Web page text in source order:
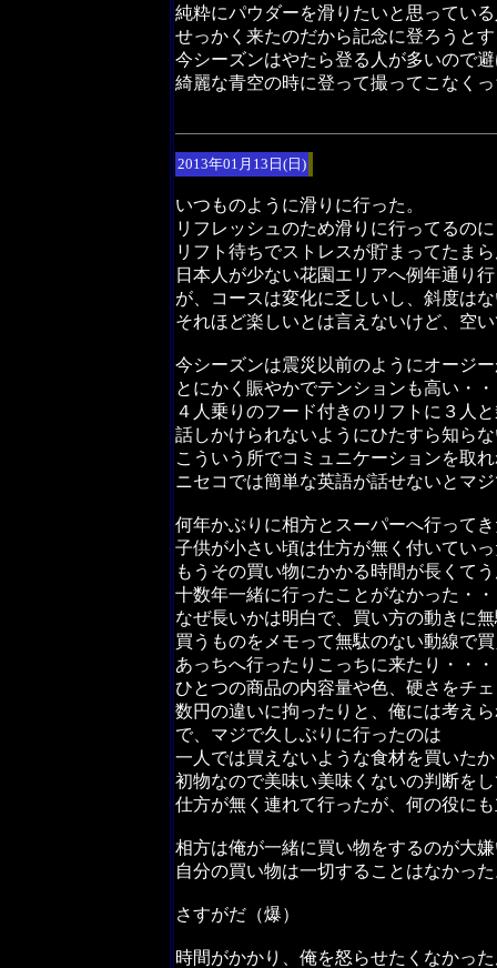
純粋にパウダーを滑りたいと思ってい
せっかく来たのだから記念に登ろうと
今シーズンはやたら登る人が多いので
綺麗な青空の時に登って撮ってこなく
2013年01月13日(日)
いつものように滑りに行った。
リフレッシュのため滑りに行ってるのに
リフト待ちでストレスが貯まってたま
日本人が少ない花園エリアへ例年通り
が、コースは変化に乏しいし、斜度は
それほど楽しいとは言えないけど、空
今シーズンは震災以前のようにオージ
とにかく賑やかでテンションも高い・
４人乗りのフード付きのリフトに３人
話しかけられないようにひたすら知ら
こういう所でコミュニケーションを取
ニセコでは簡単な英語が話せないとマ
何年かぶりに相方とスーパーへ行って
子供が小さい頃は仕方が無く付いてい
もうその買い物にかかる時間が長くて
十数年一緒に行ったことがなかった・
なぜ長いかは明白で、買い方の動きに
買うものをメモって無駄のない動線で
あっちへ行ったりこっちに来たり・・
ひとつの商品の内容量や色、硬さをチ
数円の違いに拘ったりと、俺には考え
で、マジで久しぶりに行ったのは
一人では買えないような食材を買いた
初物なので美味い美味くないの判断を
仕方が無く連れて行ったが、何の役に
相方は俺が一緒に買い物をするのが大
自分の買い物は一切することはなかっ
さすがだ（爆）
時間がかかり、俺を怒らせたくなかっ